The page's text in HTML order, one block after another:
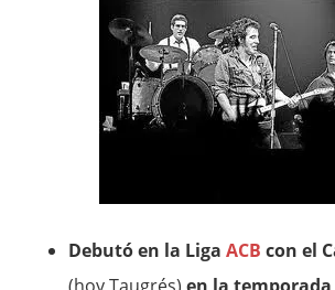
Debutó en la LigaACB con el